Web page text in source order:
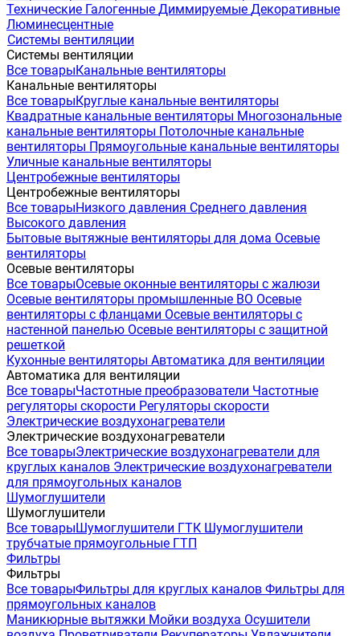
Технические Галогенные Диммируемые Декоративные
Люминесцентные
Системы вентиляции
Системы вентиляции
Все товарыКанальные вентиляторы
Канальные вентиляторы
Все товарыКруглые канальные вентиляторы
Квадратные канальные вентиляторы Многозональные
канальные вентиляторы Потолочные канальные
вентиляторы Прямоугольные канальные вентиляторы
Уличные канальные вентиляторы
Центробежные вентиляторы
Центробежные вентиляторы
Все товарыНизкого давления Среднего давления
Высокого давления
Бытовые вытяжные вентиляторы для дома Осевые
вентиляторы
Осевые вентиляторы
Все товарыОсевые оконные вентиляторы с жалюзи
Осевые вентиляторы промышленные ВО Осевые
вентиляторы с фланцами Осевые вентиляторы с
настенной панелью Осевые вентиляторы с защитной
решеткой
Кухонные вентиляторы Автоматика для вентиляции
Автоматика для вентиляции
Все товарыЧастотные преобразователи Частотные
регуляторы скорости Регуляторы скорости
Электрические воздухонагреватели
Электрические воздухонагреватели
Все товарыЭлектрические воздухонагреватели для
круглых каналов Электрические воздухонагреватели
для прямоугольных каналов
Шумоглушители
Шумоглушители
Все товарыШумоглушители ГТК Шумоглушители
трубчатые прямоугольные ГТП
Фильтры
Фильтры
Все товарыФильтры для круглых каналов Фильтры для
прямоугольных каналов
Маникюрные вытяжки Мойки воздуха Осушители